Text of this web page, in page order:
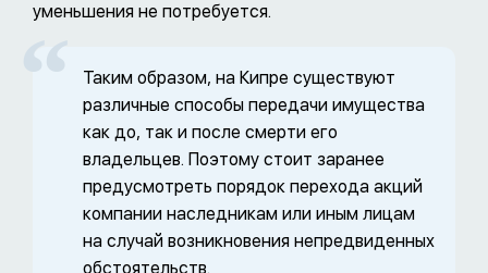
уменьшения не потребуется.
Таким образом, на Кипре существуют
различные способы передачи имущества
как до, так и после смерти его
владельцев. Поэтому стоит заранее
предусмотреть порядок перехода акций
компании наследникам или иным лицам
на случай возникновения непредвиденных
обстоятельств.